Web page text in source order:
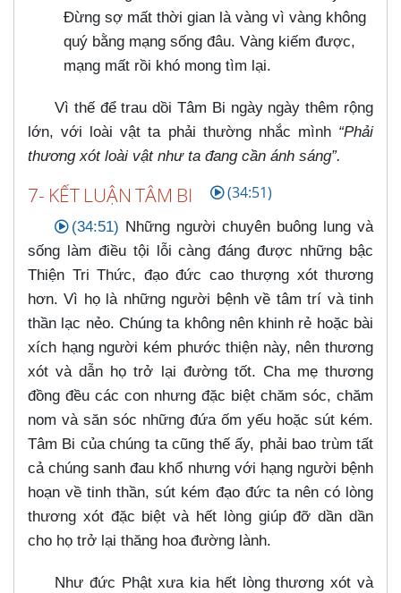
Đừng sợ mất thời gian là vàng vì vàng không
quý bằng mạng sống đâu. Vàng kiếm được,
mạng mất rồi khó mong tìm lại.
Vì thế để trau dồi Tâm Bi ngày ngày thêm rộng
lớn, với loài vật ta phải thường nhắc mình “Phải
thương xót loài vật như ta đang cần ánh sáng”.
7- KẾT LUẬN TÂM BI (34:51)
(34:51) Những người chuyên buông lung và
sống làm điều tội lỗi càng đáng được những bậc
Thiện Tri Thức, đạo đức cao thượng xót thương
hơn. Vì họ là những người bệnh về tâm trí và tinh
thần lạc nẻo. Chúng ta không nên khinh rẻ hoặc bài
xích hạng người kém phước thiện này, nên thương
xót và dẫn họ trở lại đường tốt. Cha mẹ thương
đồng đều các con nhưng đặc biệt chăm sóc, chăm
nom và săn sóc những đứa ốm yếu hoặc sút kém.
Tâm Bi của chúng ta cũng thế ấy, phải bao trùm tất
cả chúng sanh đau khổ nhưng với hạng người bệnh
hoạn về tinh thần, sút kém đạo đức ta nên có lòng
thương xót đặc biệt và hết lòng giúp đỡ dần dần
cho họ trở lại thăng hoa đường lành.
Như đức Phật xưa kia hết lòng thương xót và